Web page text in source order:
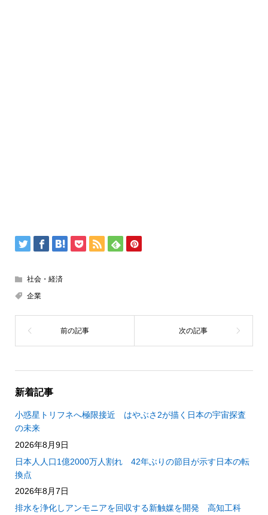
社会・経済
企業
新着記事
小惑星トリフネへ極限接近 はやぶさ2が描く日本の宇宙探査
の未来
2026年8月9日
日本人人口1億2000万人割れ 42年ぶりの節目が示す日本の転
換点
2026年8月7日
排水を浄化しアンモニアを回収する新触媒を開発 高知工科